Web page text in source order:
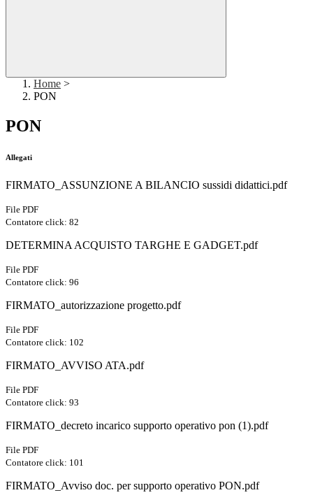
Home >
PON
PON
Allegati
FIRMATO_ASSUNZIONE A BILANCIO sussidi didattici.pdf
File PDF
Contatore click: 82
DETERMINA ACQUISTO TARGHE E GADGET.pdf
File PDF
Contatore click: 96
FIRMATO_autorizzazione progetto.pdf
File PDF
Contatore click: 102
FIRMATO_AVVISO ATA.pdf
File PDF
Contatore click: 93
FIRMATO_decreto incarico supporto operativo pon (1).pdf
File PDF
Contatore click: 101
FIRMATO_Avviso doc. per supporto operativo PON.pdf